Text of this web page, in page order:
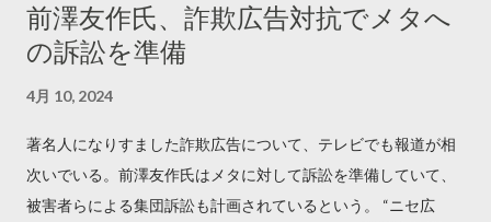
トするのか？ https://marketing.twitter.com/ja/insights/kakusan
前澤友作氏、詐欺広告対抗でメタへ
の訴訟を準備
4月 10, 2024
著名人になりすました詐欺広告について、テレビでも報道が相
次いでいる。前澤友作氏はメタに対して訴訟を準備していて、
被害者らによる集団訴訟も計画されているという。 “ニセ広